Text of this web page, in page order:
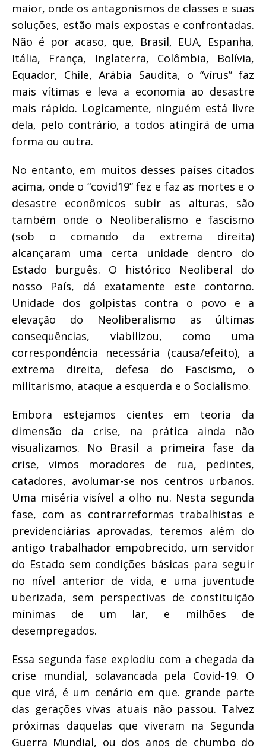
maior, onde os antagonismos de classes e suas
soluções, estão mais expostas e confrontadas.
Não é por acaso, que, Brasil, EUA, Espanha,
Itália, França, Inglaterra, Colômbia, Bolívia,
Equador, Chile, Arábia Saudita, o “vírus” faz
mais vítimas e leva a economia ao desastre
mais rápido. Logicamente, ninguém está livre
dela, pelo contrário, a todos atingirá de uma
forma ou outra.
No entanto, em muitos desses países citados
acima, onde o “covid19” fez e faz as mortes e o
desastre econômicos subir as alturas, são
também onde o Neoliberalismo e fascismo
(sob o comando da extrema direita)
alcançaram uma certa unidade dentro do
Estado burguês. O histórico Neoliberal do
nosso País, dá exatamente este contorno.
Unidade dos golpistas contra o povo e a
elevação do Neoliberalismo as últimas
consequências, viabilizou, como uma
correspondência necessária (causa/efeito), a
extrema direita, defesa do Fascismo, o
militarismo, ataque a esquerda e o Socialismo.
Embora estejamos cientes em teoria da
dimensão da crise, na prática ainda não
visualizamos. No Brasil a primeira fase da
crise, vimos moradores de rua, pedintes,
catadores, avolumar-se nos centros urbanos.
Uma miséria visível a olho nu. Nesta segunda
fase, com as contrarreformas trabalhistas e
previdenciárias aprovadas, teremos além do
antigo trabalhador empobrecido, um servidor
do Estado sem condições básicas para seguir
no nível anterior de vida, e uma juventude
uberizada, sem perspectivas de constituição
mínimas de um lar, e milhões de
desempregados.
Essa segunda fase explodiu com a chegada da
crise mundial, solavancada pela Covid-19. O
que virá, é um cenário em que. grande parte
das gerações vivas atuais não passou. Talvez
próximas daquelas que viveram na Segunda
Guerra Mundial, ou dos anos de chumbo do